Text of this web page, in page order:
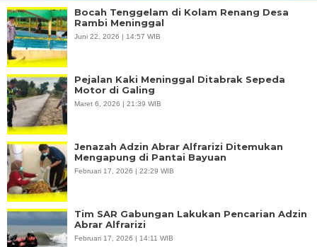
Bocah Tenggelam di Kolam Renang Desa
Rambi Meninggal
Juni 22, 2026 | 14:57 WIB
Pejalan Kaki Meninggal Ditabrak Sepeda
Motor di Galing
Maret 6, 2026 | 21:39 WIB
Jenazah Adzin Abrar Alfrarizi Ditemukan
Mengapung di Pantai Bayuan
Februari 17, 2026 | 22:29 WIB
Tim SAR Gabungan Lakukan Pencarian Adzin
Abrar Alfrarizi
Februari 17, 2026 | 14:11 WIB